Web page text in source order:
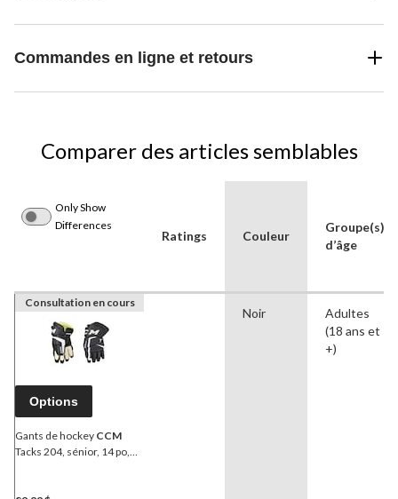
Commandes en ligne et retours
Comparer des articles semblables
Only Show
Differences
Ratings Couleur
Groupe(s)
d’âge
Consultation en cours
Options
Gants de hockey CCM
Tacks 204, sénior, 14 po,
Noir
Adultes
(18 ans et
+)